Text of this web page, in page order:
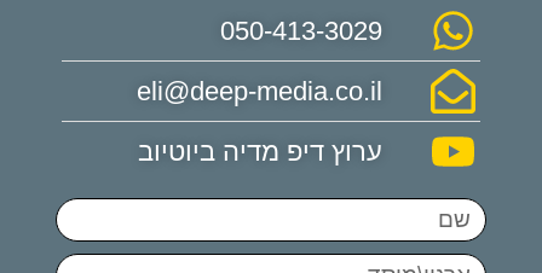
050-413-3029
eli@deep-media.co.il
ערוץ דיפ מדיה ביוטיוב